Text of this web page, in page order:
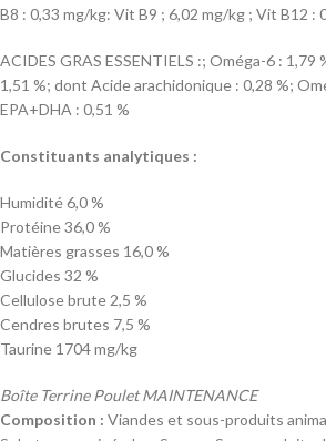
B8 : 0,33 mg/kg: Vit B9 ; 6,02 mg/kg ; Vit B12 :
ACIDES GRAS ESSENTIELS :; Oméga-6 :
1,51 %; dont Acide arachidonique : 0,28 %;
EPA+DHA : 0,51 %
Constituants analytiques :
Humidité 6,0 %
Protéine 36,0 %
Matières grasses 16,0 %
Glucides 32 %
Cellulose brute 2,5 %
Cendres brutes 7,5 %
Taurine 1704 mg/kg
Boîte Terrine Poulet MAINTENANCE
Composition : Viandes et sous-produits